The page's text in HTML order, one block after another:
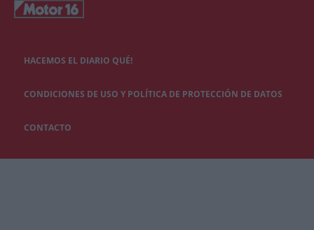
HACEMOS EL DIARIO QUÉ!
CONDICIONES DE USO Y POLÍTICA DE PROTECCIÓN DE DATOS
CONTACTO